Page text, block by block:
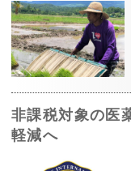
非課税対象の
軽減へ